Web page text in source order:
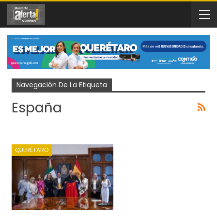
Navegación De La Etiqueta
España
QUERÉTARO